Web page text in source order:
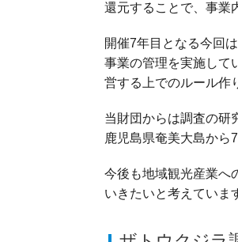
還元することで、事業
開催7年目となる今回
事業の管理を実施して
営する上でのルール作
当財団からは調査の研
鹿児島県奄美大島から
今後も地域観光産業へ
いきたいと考えていま